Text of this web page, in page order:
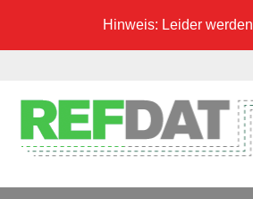
Hinweis: Leider